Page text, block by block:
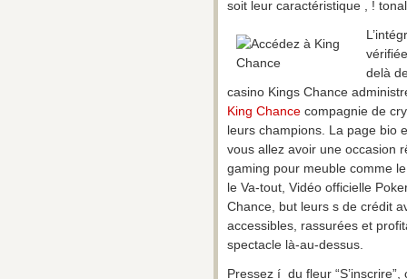
soit leur caractéristique , !
delà
casino Kings Chance
King Chance compagnie de
leurs champions. La page bio
vous allez avoir une occasion
gaming pour meuble comme
le Va-tout, Vidéo officielle
Chance, but leurs s de crédit
accessibles, rassurées et
spectacle là-au-dessus.
Pressez í du fleur